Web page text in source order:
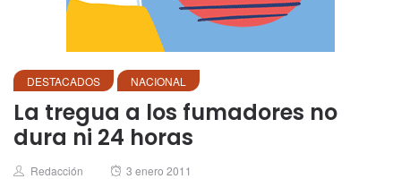
DESTACADOS NACIONAL
La tregua a los fumadores no
dura ni 24 horas
Author
Redacción
Posted
3 enero 2011